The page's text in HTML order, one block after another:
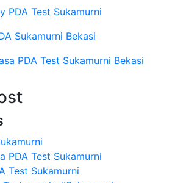
PDA Test Sukamurni
Sukamurni Bekasi
PDA Test Sukamurni Bekasi
PDA Test Sukamurni
Test Sukamurni